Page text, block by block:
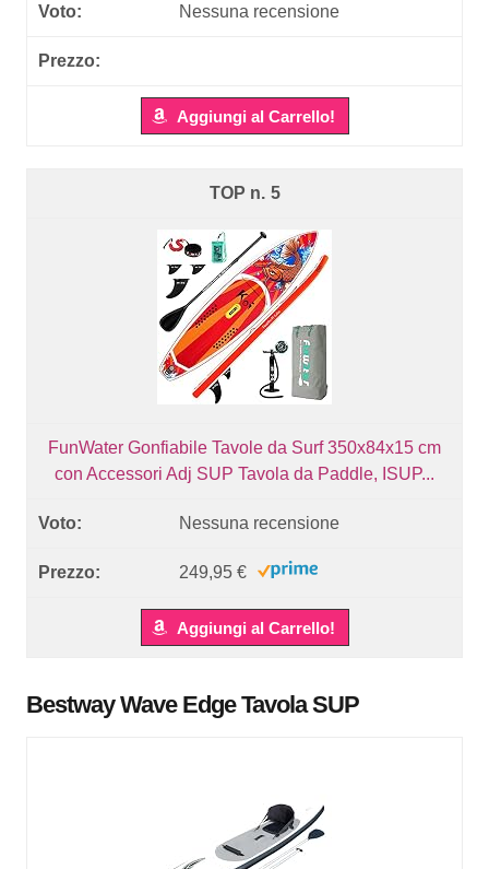
Nessuna recensione
Aggiungi al Carrello!
5
FunWater Gonfiabile Tavole da Surf 350x84x15 cm
con Accessori Adj SUP Tavola da Paddle, ISUP...
Nessuna recensione
249,95 €
Aggiungi al Carrello!
Bestway Wave Edge Tavola SUP